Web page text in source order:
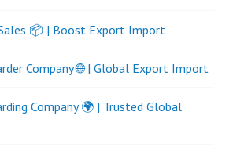
📦 | Boost Export Import
Company 🌐 | Global Export Import
Company 🌍 | Trusted Global